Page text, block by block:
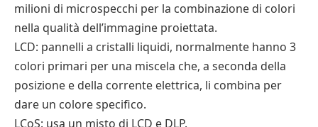
milioni di microspecchi per la combinazione di colori
nella qualità dell’immagine proiettata.
LCD: pannelli a cristalli liquidi, normalmente hanno 3
colori primari per una miscela che, a seconda della
posizione e della corrente elettrica, li combina per
dare un colore specifico.
LCoS: usa un misto di LCD e DLP.